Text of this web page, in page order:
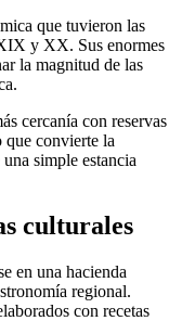
que tuvieron las
y XX. Sus enormes
la magnitud de las
cercanía con reservas
que convierte la
simple estancia
culturales
en una hacienda
regional.
con recetas